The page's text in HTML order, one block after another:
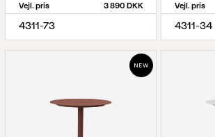
Vejl. pris 3 890 DKK
4311-73
Vejl. pris
4311-34